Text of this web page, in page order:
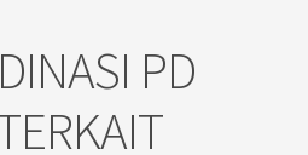
PD